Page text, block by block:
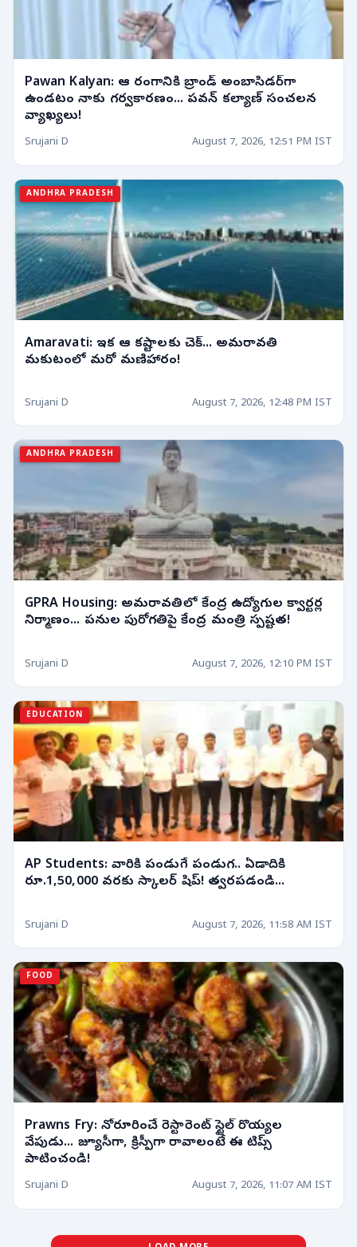
Pawan Kalyan: ఆ రంగానికి బ్రాండ్ అంబాసిడర్‌గా
ఉండటం నాకు గర్వకారణం... పవన్ కల్యాణ్ సంచలన
వ్యాఖ్యలు!
Srujani D August 7, 2026, 12:51 PM IST
ANDHRA PRADESH
Amaravati: ఇక ఆ కష్టాలకు చెక్... అమరావతి
మకుటంలో మరో మణిహారం!
Srujani D August 7, 2026, 12:48 PM IST
ANDHRA PRADESH
GPRA Housing: అమరావతిలో కేంద్ర ఉద్యోగుల క్వార్టర్ల
నిర్మాణం... పనుల పురోగతిపై కేంద్ర మంత్రి స్పష్టత!
Srujani D August 7, 2026, 12:10 PM IST
EDUCATION
AP Students: వారికి పండుగే పండుగ.. ఏడాదికి
రూ.1,50,000 వరకు స్కాలర్ షిప్! త్వరపడండి...
Srujani D August 7, 2026, 11:58 AM IST
FOOD
Prawns Fry: నోరూరించే రెస్టారెంట్ స్టైల్ రొయ్యల
వేపుడు... జ్యూసీగా, క్రిస్పీగా రావాలంటే ఈ టిప్స్
పాటించండి!
Srujani D August 7, 2026, 11:07 AM IST